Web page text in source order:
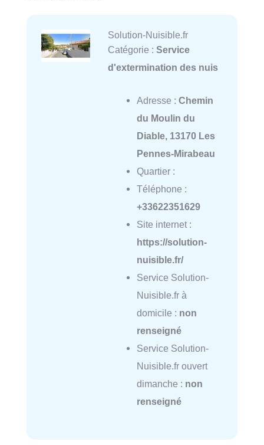
Solution-Nuisible.fr
Catégorie : Service
d'extermination des nuis
Adresse : Chemin
du Moulin du
Diable, 13170 Les
Pennes-Mirabeau
Quartier :
Téléphone :
+33622351629
Site internet :
https://solution-
nuisible.fr/
Service Solution-
Nuisible.fr à
domicile : non
renseigné
Service Solution-
Nuisible.fr ouvert
dimanche : non
renseigné